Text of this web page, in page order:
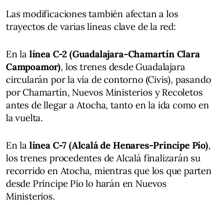
Las modificaciones también afectan a los
trayectos de varias líneas clave de la red:
En la línea C-2 (Guadalajara-Chamartín Clara
Campoamor), los trenes desde Guadalajara
circularán por la vía de contorno (Civis), pasando
por Chamartín, Nuevos Ministerios y Recoletos
antes de llegar a Atocha, tanto en la ida como en
la vuelta.
En la línea C-7 (Alcalá de Henares-Príncipe Pío),
los trenes procedentes de Alcalá finalizarán su
recorrido en Atocha, mientras que los que parten
desde Príncipe Pío lo harán en Nuevos
Ministerios.